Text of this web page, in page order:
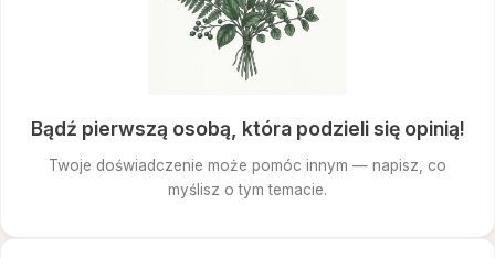
Bądź pierwszą osobą, która podzieli się opinią!
Twoje doświadczenie może pomóc innym — napisz, co
myślisz o tym temacie.